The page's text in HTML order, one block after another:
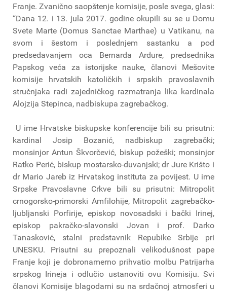
Franje. Zvanično saopštenje komisije, posle svega, glasi:
“Dana 12. i 13. jula 2017. godine okupili su se u Domu
Svete Marte (Domus Sanctae Marthae) u Vatikanu, na
svom i šestom i poslednjem sastanku a pod
predsedavanjem oca Bernarda Ardure, predsednika
Papskog veća za istorijske nauke, članovi Mešovite
komisije hrvatskih katoličkih i srpskih pravoslavnih
stručnjaka radi zajedničkog razmatranja lika kardinala
Alojzija Stepinca, nadbiskupa zagrebačkog.
U ime Hrvatske biskupske konferencije bili su prisutni:
kardinal Josip Bozanić, nadbiskup zagrebački;
monsinjor Antun Škvorčević, biskup požeški; monsinjor
Ratko Perić, biskup mostarsko-duvanjski; dr Jure Krišto i
dr Mario Jareb iz Hrvatskog instituta za povijest. U ime
Srpske Pravoslavne Crkve bili su prisutni: Mitropolit
crnogorsko-primorski Amfilohije, Mitropolit zagrebačko-
ljubljanski Porfirije, episkop novosadski i bački Irinej,
episkop pakračko-slavonski Jovan i prof. Darko
Tanasković, stalni predstavnik Repubike Srbije pri
UNESKU. Prisutni su prepoznali velikodušnost pape
Franje koji je dobronamerno prihvatio molbu Patrijarha
srpskog Irineja i odlučio ustanoviti ovu Komisiju. Svi
članovi Komisije blagodarni su na srdačnoj atmosferi u